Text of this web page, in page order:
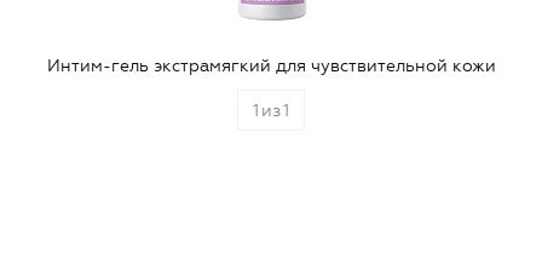
Интим-гель экстрамягкий для чувствительной кожи
1 из1